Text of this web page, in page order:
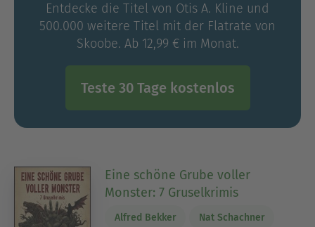
Entdecke die Titel von Otis A. Kline und
500.000 weitere Titel mit der Flatrate von
Skoobe. Ab 12,99 € im Monat.
Teste 30 Tage kostenlos
Eine schöne Grube voller
Monster: 7 Gruselkrimis
Alfred Bekker Nat Schachner